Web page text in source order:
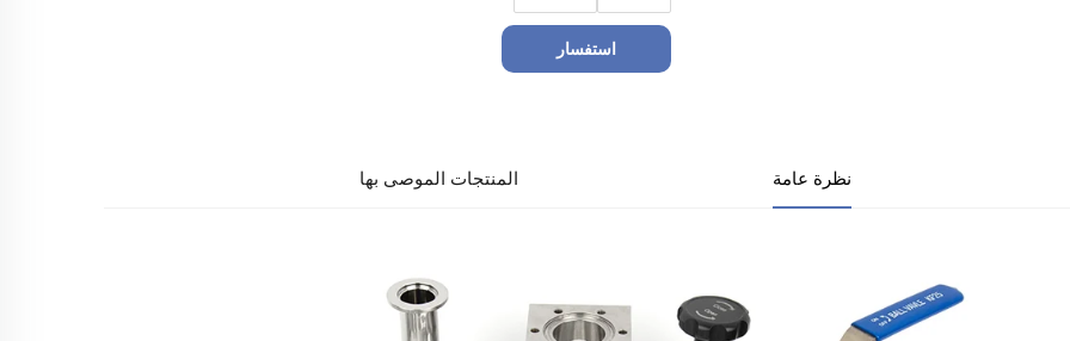
استفسار
نظرة عامة المنتجات الموصى بها